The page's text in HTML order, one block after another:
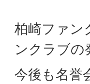
柏崎ファン
ンクラブの
今後も名誉